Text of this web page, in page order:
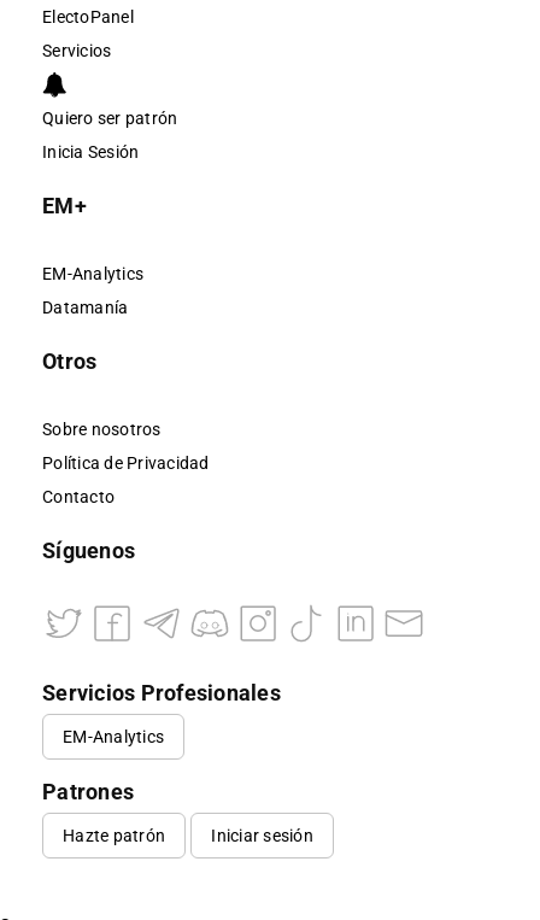
ElectoPanel
Servicios
Quiero ser patrón
Inicia Sesión
EM+
EM-Analytics
Datamanía
Otros
Sobre nosotros
Política de Privacidad
Contacto
Síguenos
Servicios Profesionales
EM-Analytics
Patrones
Hazte patrón Iniciar sesión